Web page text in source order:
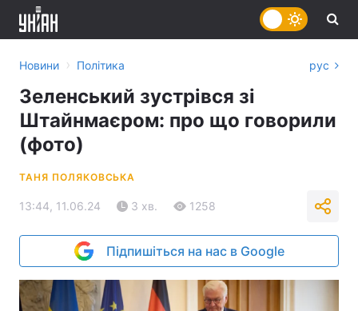
Новини › Політика рус
Зеленський зустрівся зі
Штайнмаєром: про що говорили
(фото)
ТАНЯ ПОЛЯКОВСЬКА
13:44, 11.06.24 3 хв. 1258
Підпишіться на нас в Google